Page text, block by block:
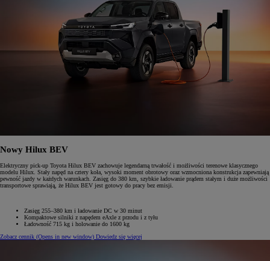
Nowy Hilux BEV
Elektryczny pick-up Toyota Hilux BEV zachowuje legendarną trwałość i możliwości terenowe klasycznego
modelu Hilux. Stały napęd na cztery koła, wysoki moment obrotowy oraz wzmocniona konstrukcja zapewniają
pewność jazdy w każdych warunkach. Zasięg do 380 km, szybkie ładowanie prądem stałym i duże możliwości
transportowe sprawiają, że Hilux BEV jest gotowy do pracy bez emisji.
Zasięg 255–380 km i ładowanie DC w 30 minut
Kompaktowe silniki z napędem eAxle z przodu i z tyłu
Ładowność 715 kg i holowanie do 1600 kg
Zobacz cennik (Opens in new window) Dowiedz się więcej